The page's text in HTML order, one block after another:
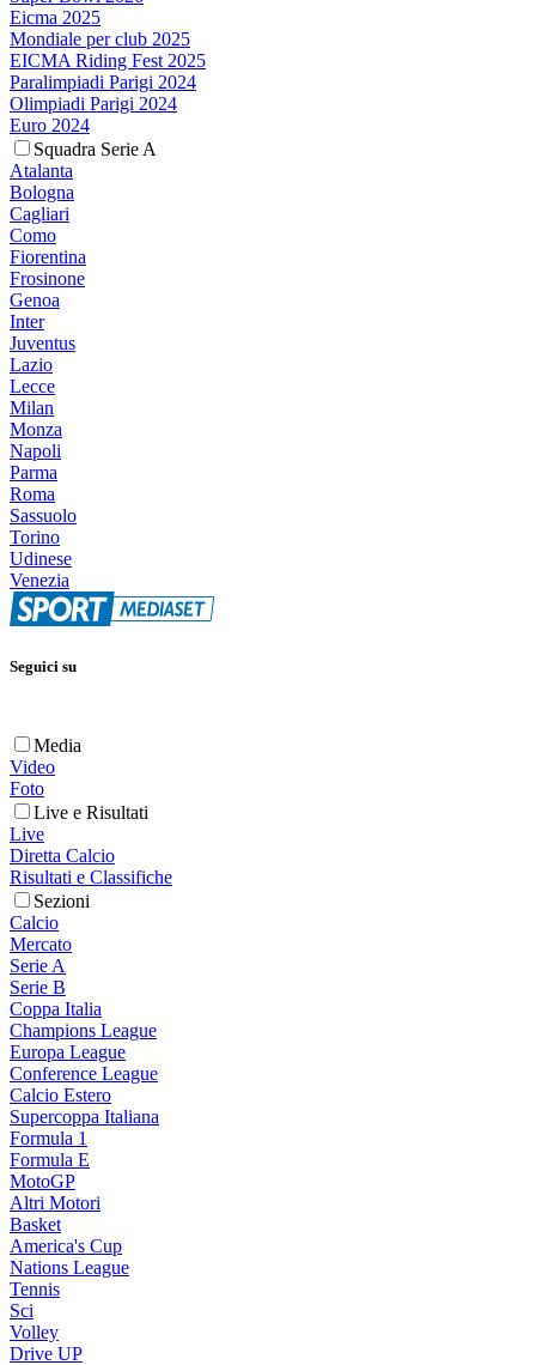
Eicma 2025
Mondiale per club 2025
EICMA Riding Fest 2025
Paralimpiadi Parigi 2024
Olimpiadi Parigi 2024
Euro 2024
Squadra Serie A
Atalanta
Bologna
Cagliari
Como
Fiorentina
Frosinone
Genoa
Inter
Juventus
Lazio
Lecce
Milan
Monza
Napoli
Parma
Roma
Sassuolo
Torino
Udinese
Venezia
Seguici su
Media
Video
Foto
Live e Risultati
Live
Diretta Calcio
Risultati e Classifiche
Sezioni
Calcio
Mercato
Serie A
Serie B
Coppa Italia
Champions League
Europa League
Conference League
Calcio Estero
Supercoppa Italiana
Formula 1
Formula E
MotoGP
Altri Motori
Basket
America's Cup
Nations League
Tennis
Sci
Volley
Drive UP